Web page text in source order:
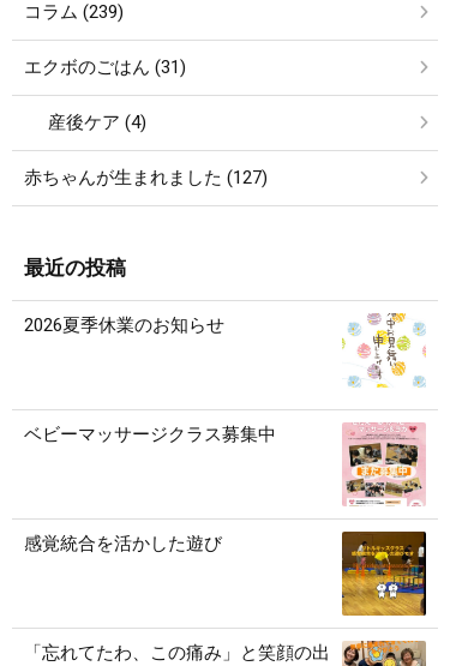
コラム (239)
エクボのごはん (31)
産後ケア (4)
赤ちゃんが生まれました (127)
最近の投稿
2026夏季休業のお知らせ
ベビーマッサージクラス募集中
感覚統合を活かした遊び
「忘れてたわ、この痛み」と笑顔の出